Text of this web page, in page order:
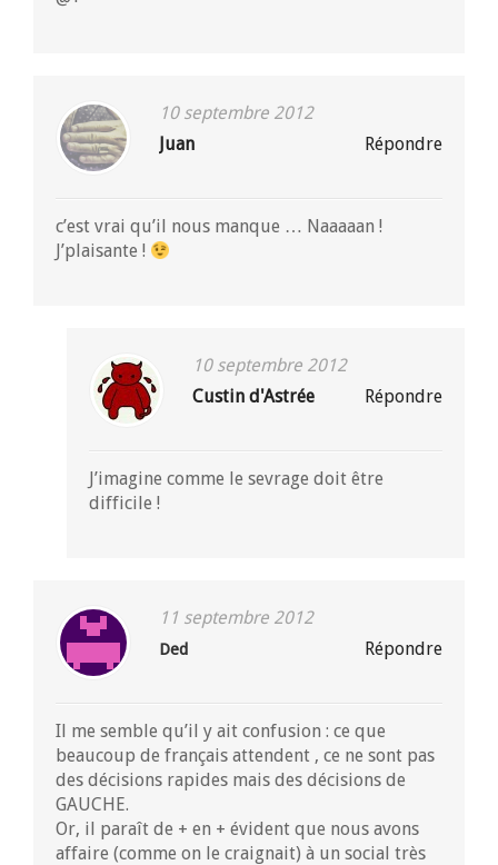
10 septembre 2012
Juan
Répondre
c’est vrai qu’il nous manque … Naaaaan !
J’plaisante !
10 septembre 2012
Custin d'Astrée
Répondre
J’imagine comme le sevrage doit être
difficile !
11 septembre 2012
Ded Répondre
Il me semble qu’il y ait confusion : ce que
beaucoup de français attendent , ce ne sont pas
des décisions rapides mais des décisions de
GAUCHE.
Or, il paraît de + en + évident que nous avons
affaire (comme on le craignait) à un social très